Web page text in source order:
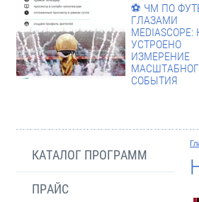
⚽️ ЧМ ПО
ГЛАЗАМИ
УСТРОЕНО
ИЗМЕРЕНИЕ
СОБЫТИЯ
КАТАЛОГ ПРОГРАММ
ПРАЙС